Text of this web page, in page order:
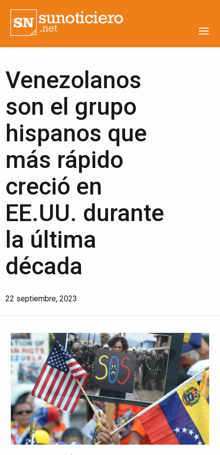
Venezolanos
son el grupo
hispanos que
más rápido
creció en
EE.UU. durante
la última
década
22 septiembre, 2023